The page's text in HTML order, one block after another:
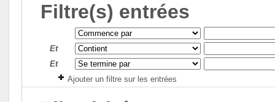
Filtre(s) entrées
Et
Et
Ajouter un filtre sur les entrées